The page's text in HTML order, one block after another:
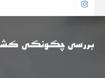
بررسی چگونگی